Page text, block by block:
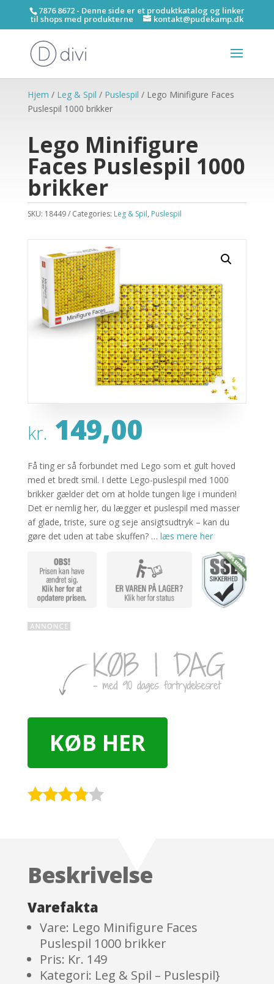
7876 8672 - Denne side er et produktkatalog og linker
til shops med produkterne kontakt@pudekamp.dk
Hjem / Leg & Spil / Puslespil / Lego Minifigure Faces
Puslespil 1000 brikker
Lego Minifigure
Faces Puslespil 1000
brikker
SKU: 18449 Categories: Leg & Spil, Puslespil
kr. 149,00
Få ting er så forbundet med Lego som et gult hoved
med et bredt smil. I dette Lego-puslespil med 1000
brikker gælder det om at holde tungen lige i munden!
Det er nemlig her, du lægger et puslespil med masser
af glade, triste, sure og seje ansigtsudtryk – kan du
gøre det uden at tabe skuffen? … læs mere her
KØB HER
on
er
Beskrivelse
Varefakta
Vare: Lego Minifigure Faces
Puslespil 1000 brikker
Pris: Kr. 149
Kategori: Leg & Spil – Puslespil}